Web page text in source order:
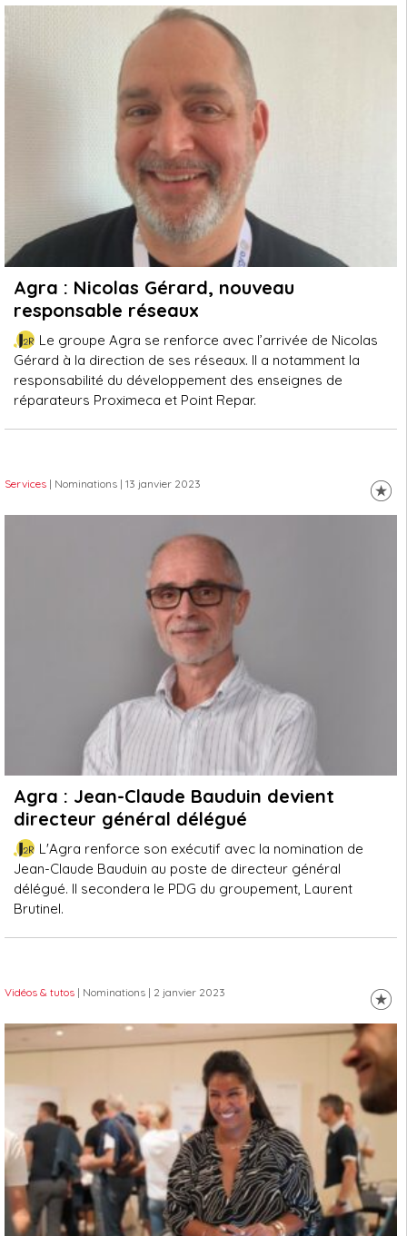
Agra : Nicolas Gérard, nouveau
responsable réseaux
Le groupe Agra se renforce avec l’arrivée de Nicolas
Gérard à la direction de ses réseaux. Il a notamment la
responsabilité du développement des enseignes de
réparateurs Proximeca et Point Repar.
Services | Nominations | 13 janvier 2023
Agra : Jean-Claude Bauduin devient
directeur général délégué
L'Agra renforce son exécutif avec la nomination de
Jean-Claude Bauduin au poste de directeur général
délégué. Il secondera le PDG du groupement, Laurent
Brutinel.
Vidéos & tutos | Nominations | 2 janvier 2023